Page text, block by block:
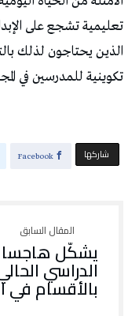
تعليمية تشجع على
الذين يحتاجون لذلك
تكوينية للمدرسين في
‫‫ شاركها‬ Facebook
يشكّل هاجسا
الدراسي
بالأقسام في